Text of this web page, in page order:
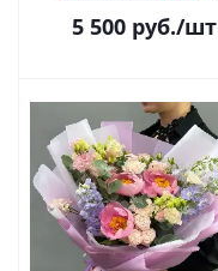
5 500руб./шт